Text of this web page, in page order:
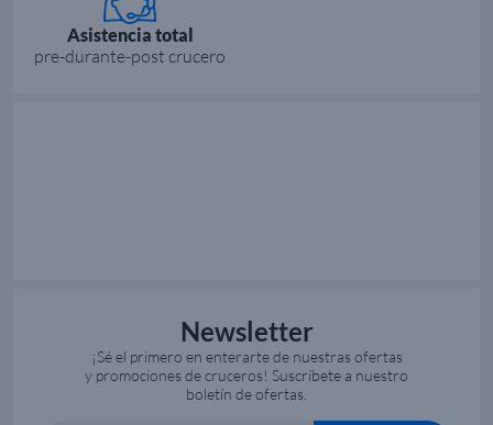
Asistencia total
pre-durante-post crucero
Newsletter
¡Sé el primero en enterarte de nuestras ofertas
y promociones de cruceros! Suscríbete a nuestro
boletín de ofertas.